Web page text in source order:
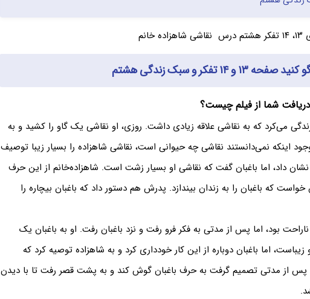
۱۳ و ۱۴ تفکر و سبک زندگی هشتم
دریافت شما از فیلم چیست؟
می‌کرد که به نقاشی علاقه زیادی داشت. روزی، او نقاشی یک گاو را کشید و به
اینکه نمی‌دانستند نقاشی چه حیوانی است، نقاشی شاهزاده را بسیار زیبا توصیف
نشان داد، اما باغبان گفت که نقاشی او بسیار زشت است. شاهزاده‌خانم از این حرف
که باغبان را به زندان بیندازد. پدرش هم دستور داد که باغبان بیچاره را
بود، اما پس از مدتی به فکر فرو رفت و نزد باغبان رفت. او به باغبان یک
اما باغبان دوباره از این کار خودداری کرد و به شاهزاده توصیه کرد که
پس از مدتی تصمیم گرفت به حرف باغبان گوش کند و به پشت قصر رفت تا با دیدن